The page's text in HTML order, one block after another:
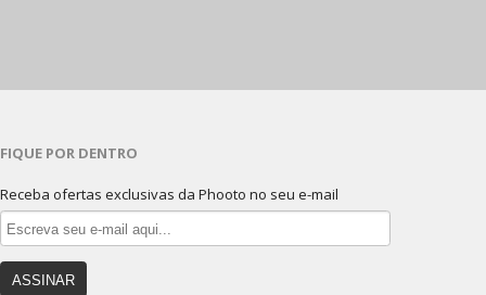
FIQUE POR DENTRO
Receba ofertas exclusivas da Phooto no seu e-mail
ASSINAR